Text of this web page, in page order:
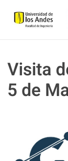
Skip to main
Visita
5 de